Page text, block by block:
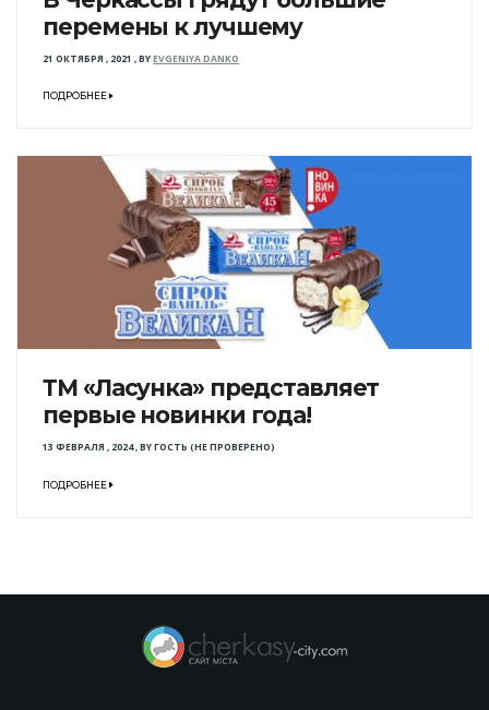
перемены к лучшему
21 ОКТЯБРЯ , 2021 ,BYEVGENIYA DANKO
ПОДРОБНЕЕ
ТМ «Ласунка» представляет
первые новинки года!
13 ФЕВРАЛЯ , 2024,BYГОСТЬ (НЕ ПРОВЕРЕНО)
ПОДРОБНЕЕ